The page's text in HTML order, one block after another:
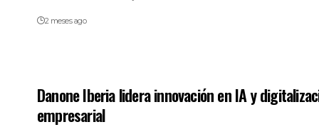
2 meses ago
Danone Iberia lidera innovación en IA y
empresarial